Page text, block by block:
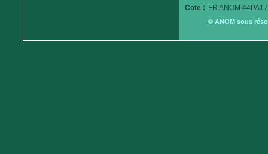
Cote : FR ANOM
© ANOM sous